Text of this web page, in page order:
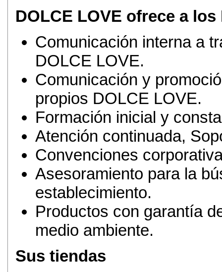
DOLCE LOVE ofrece a
Comunicación interna a
DOLCE LOVE.
Comunicación y
propios DOLCE LOVE.
Formación inicial y
Atención continuada,
Convenciones
Asesoramiento para la
establecimiento.
Productos con garantía
medio ambiente.
Sus tiendas